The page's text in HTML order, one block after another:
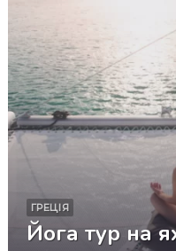
ГРЕЦІЯ
Йога тур на